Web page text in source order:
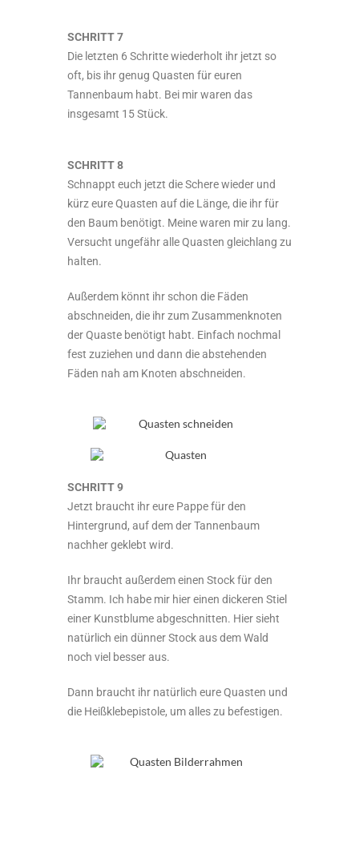
SCHRITT 7
Die letzten 6 Schritte wiederholt ihr jetzt so
oft, bis ihr genug Quasten für euren
Tannenbaum habt. Bei mir waren das
insgesamt 15 Stück.
SCHRITT 8
Schnappt euch jetzt die Schere wieder und
kürz eure Quasten auf die Länge, die ihr für
den Baum benötigt. Meine waren mir zu lang.
Versucht ungefähr alle Quasten gleichlang zu
halten.
Außerdem könnt ihr schon die Fäden
abschneiden, die ihr zum Zusammenknoten
der Quaste benötigt habt. Einfach nochmal
fest zuziehen und dann die abstehenden
Fäden nah am Knoten abschneiden.
SCHRITT 9
Jetzt braucht ihr eure Pappe für den
Hintergrund, auf dem der Tannenbaum
nachher geklebt wird.
Ihr braucht außerdem einen Stock für den
Stamm. Ich habe mir hier einen dickeren Stiel
einer Kunstblume abgeschnitten. Hier sieht
natürlich ein dünner Stock aus dem Wald
noch viel besser aus.
Dann braucht ihr natürlich eure Quasten und
die Heißklebepistole, um alles zu befestigen.